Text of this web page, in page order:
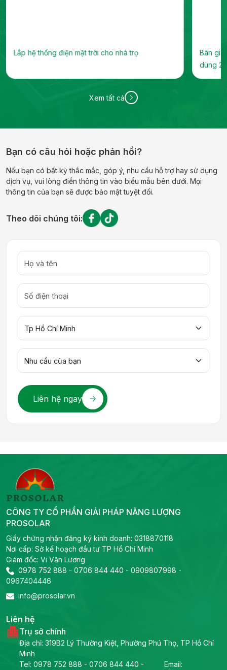
Bàn giao hệ thống điện mặt trời nhà trọ, hệ thống
Xem tất cả
Bạn có câu hỏi hoặc phản hồi?
Nếu bạn có bất kỳ thắc mắc, góp ý, nhu cầu hỗ trợ hay sử dụng
dịch vụ, vui lòng điền thông tin vào biểu mẫu bên dưới. Mọi
thông tin của bạn sẽ được bảo mật tuyệt đối.
Theo dõi chúng tôi:
Liên hệ ngay
CÔNG TY CỔ PHẦN GIẢI PHÁP NĂNG LƯỢNG
PROSOLAR
Giấy chứng nhận đăng ký kinh doanh: 0318870118
Nơi cấp: Sở kế hoạch đầu tư TP Hồ Chí Minh
Giám đốc: Vi Văn Lương
0978 752 888 - 0706 844 440 - 0909807998 -
0967404446
info@prosolar.vn
Liên hệ
Trụ sở chính
Địa chỉ: 319B2 Lý Thường Kiệt, Phường Phú Thọ, TP Hồ Chí
Minh
Tel: 0978 752 888 - 0706 844 440 - Email: